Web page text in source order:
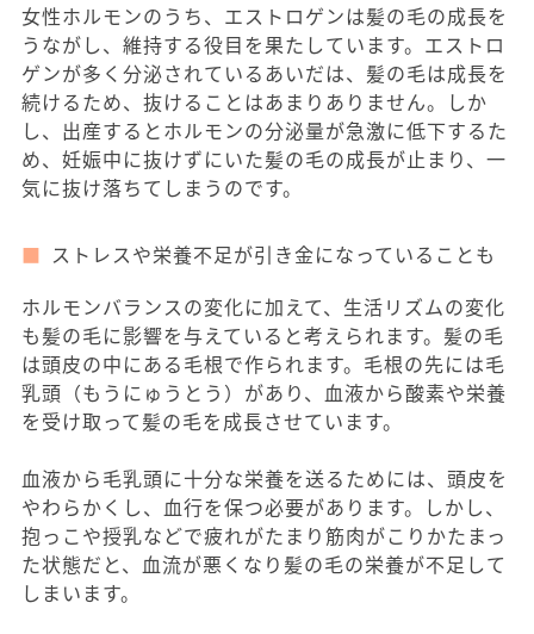
女性ホルモンのうち、エストロゲンは髪の毛の成長を
うながし、維持する役目を果たしています。エストロ
ゲンが多く分泌されているあいだは、髪の毛は成長を
続けるため、抜けることはあまりありません。しか
し、出産するとホルモンの分泌量が急激に低下するた
め、妊娠中に抜けずにいた髪の毛の成長が止まり、一
気に抜け落ちてしまうのです。
ストレスや栄養不足が引き金になっていることも
ホルモンバランスの変化に加えて、生活リズムの変化
も髪の毛に影響を与えていると考えられます。髪の毛
は頭皮の中にある毛根で作られます。毛根の先には毛
乳頭（もうにゅうとう）があり、血液から酸素や栄養
を受け取って髪の毛を成長させています。
血液から毛乳頭に十分な栄養を送るためには、頭皮を
やわらかくし、血行を保つ必要があります。しかし、
抱っこや授乳などで疲れがたまり筋肉がこりかたまっ
た状態だと、血流が悪くなり髪の毛の栄養が不足して
しまいます。